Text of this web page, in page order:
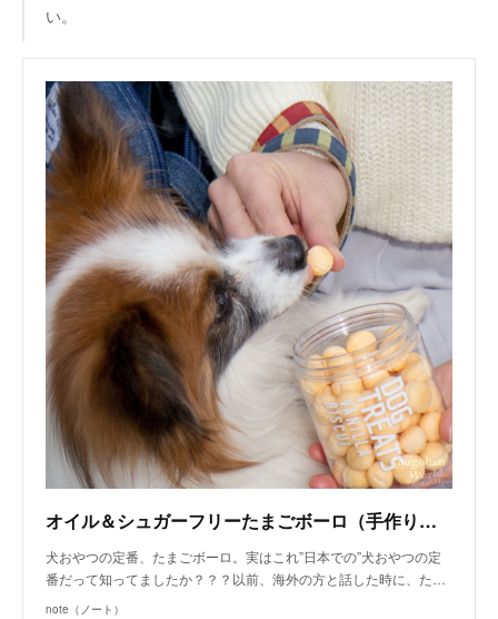
い。
オイル＆シュガーフリーたまごボーロ（手作り犬おやつレシピ） | 犬ごはん先生 いちかわあやこ | note
犬おやつの定番、たまごボーロ。実はこれ”日本での”犬おやつの定
番だって知ってましたか？？？以前、海外の方と話した時に、た…
note（ノート）